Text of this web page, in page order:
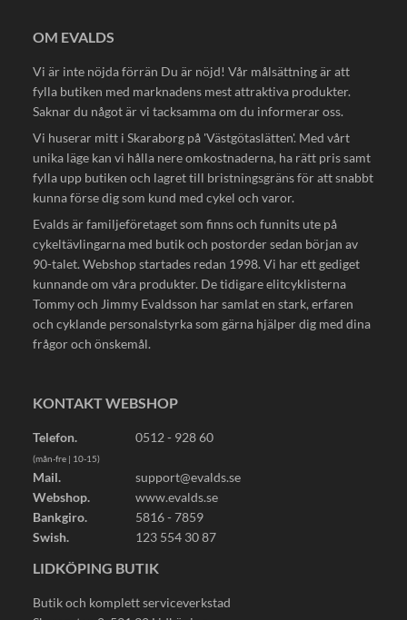
OM EVALDS
Vi är inte nöjda förrän Du är nöjd! Vår målsättning är att
fylla butiken med marknadens mest attraktiva produkter.
Saknar du något är vi tacksamma om du informerar oss.
Vi huserar mitt i Skaraborg på 'Västgötaslätten'. Med vårt
unika läge kan vi hålla nere omkostnaderna, ha rätt pris samt
fylla upp butiken och lagret till bristningsgräns för att snabbt
kunna förse dig som kund med cykel och varor.
Evalds är familjeföretaget som finns och funnits ute på
cykeltävlingarna med butik och postorder sedan början av
90-talet. Webshop startades redan 1998. Vi har ett gediget
kunnande om våra produkter. De tidigare elitcyklisterna
Tommy och Jimmy Evaldsson har samlat en stark, erfaren
och cyklande personalstyrka som gärna hjälper dig med dina
frågor och önskemål.
KONTAKT WEBSHOP
Telefon. 0512 - 928 60
(mån-fre | 10-15)
Mail.
support@evalds.se
Webshop.
www.evalds.se
Bankgiro.
5816 - 7859
Swish.
123 554 30 87
LIDKÖPING BUTIK
Butik och komplett serviceverkstad